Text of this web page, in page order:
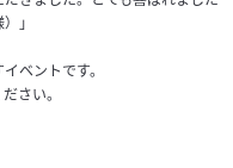
」
ベントです。
さい。